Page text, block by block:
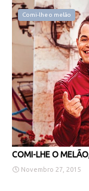
Comi-lhe o melão
COMI-LHE O
Novembro 27, 2015